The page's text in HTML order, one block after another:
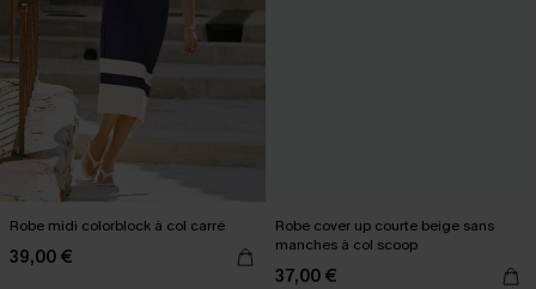
Robe midi colorblock à col carré
39,00 €
Robe cover up courte beige sans
manches à col scoop
37,00 €